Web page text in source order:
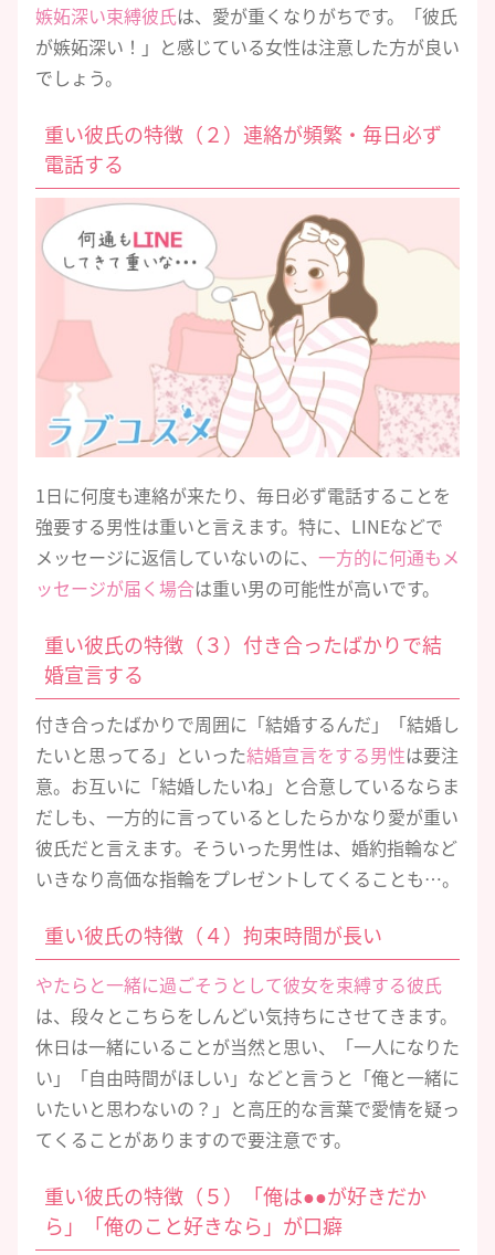
嫉妬深い束縛彼氏は、愛が重くなりがちです。「彼氏
が嫉妬深い！」と感じている女性は注意した方が良い
でしょう。
重い彼氏の特徴（２）連絡が頻繁・毎日必ず
電話する
1日に何度も連絡が来たり、毎日必ず電話することを
強要する男性は重いと言えます。特に、LINEなどで
メッセージに返信していないのに、 一方的に何通もメ
ッセージが届く場合は重い男の可能性が高いです。
重い彼氏の特徴（３）付き合ったばかりで結
婚宣言する
付き合ったばかりで周囲に「結婚するんだ」「結婚し
たいと思ってる」といった結婚宣言をする男性は要注
意。お互いに「結婚したいね」と合意しているならま
だしも、一方的に言っているとしたらかなり愛が重い
彼氏だと言えます。そういった男性は、婚約指輪など
いきなり高価な指輪をプレゼントしてくることも…。
重い彼氏の特徴（４）拘束時間が長い
やたらと一緒に過ごそうとして彼女を束縛する彼氏
は、段々とこちらをしんどい気持ちにさせてきます。
休日は一緒にいることが当然と思い、「一人になりた
い」「自由時間がほしい」などと言うと「俺と一緒に
いたいと思わないの？」と高圧的な言葉で愛情を疑っ
てくることがありますので要注意です。
重い彼氏の特徴（５）「俺は●●が好きだか
ら」「俺のこと好きなら」が口癖